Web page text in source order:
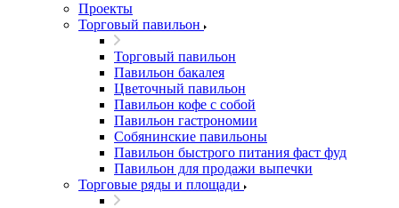
Проекты
Торговый павильон
Торговый павильон
Павильон бакалея
Цветочный павильон
Павильон кофе с собой
Павильон гастрономии
Собянинские павильоны
Павильон быстрого питания фаст фуд
Павильон для продажи выпечки
Торговые ряды и площади